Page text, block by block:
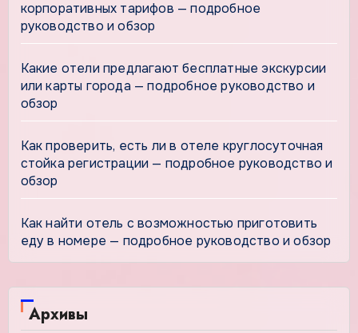
корпоративных тарифов — подробное
руководство и обзор
Какие отели предлагают бесплатные экскурсии
или карты города — подробное руководство и
обзор
Как проверить, есть ли в отеле круглосуточная
стойка регистрации — подробное руководство и
обзор
Как найти отель с возможностью приготовить
еду в номере — подробное руководство и обзор
Архивы